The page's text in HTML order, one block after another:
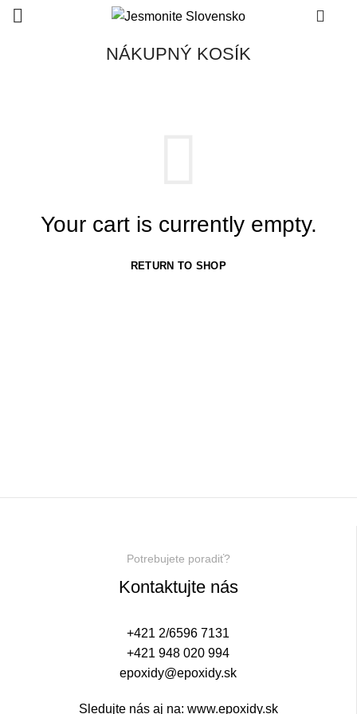
NÁKUPNÝ KOSÍK
Your cart is currently empty.
RETURN TO SHOP
Potrebujete poradiť?
Kontaktujte nás
+421 2/6596 7131
+421 948 020 994
epoxidy@epoxidy.sk
Sledujte nás aj na: www.epoxidy.sk